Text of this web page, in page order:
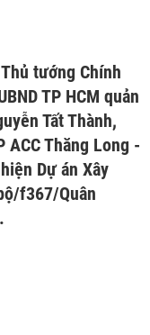
tướng Chính
TP HCM quản
Tất Thành,
ACC Thăng Long -
Dự án Xây
f367/Quân